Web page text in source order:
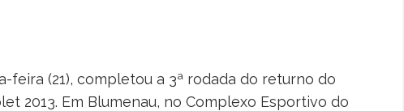
feira (21), completou a 3ª rodada do returno do
2013. Em Blumenau, no Complexo Esportivo do